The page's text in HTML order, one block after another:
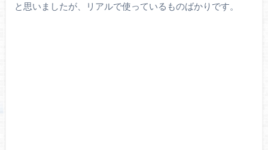
と思いましたが、リアルで使っているものばかりです。